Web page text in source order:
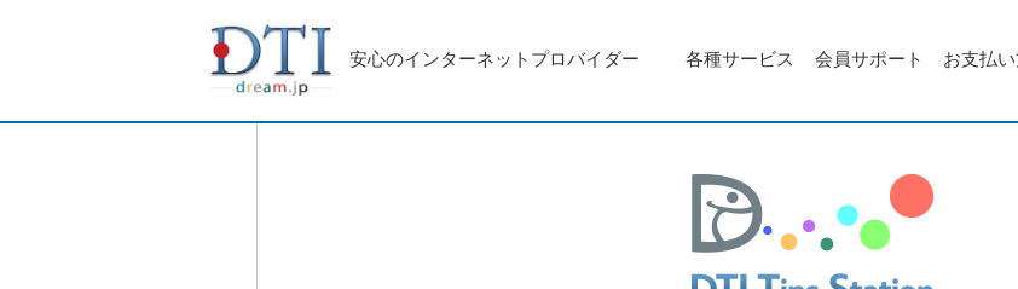
安心のインターネットプロバイダー 各種サービス 会員サポート お支払